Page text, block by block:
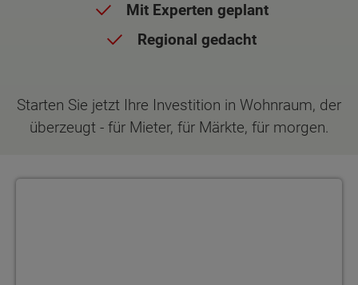
Mit Experten geplant
Regional gedacht
Starten Sie jetzt Ihre Investition in Wohnraum, der
überzeugt - für Mieter, für Märkte, für morgen.